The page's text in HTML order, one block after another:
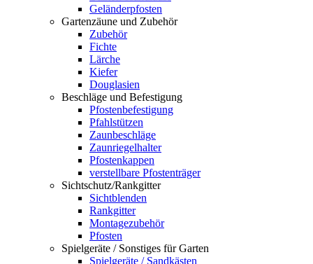
Geländerpfosten
Gartenzäune und Zubehör
Zubehör
Fichte
Lärche
Kiefer
Douglasien
Beschläge und Befestigung
Pfostenbefestigung
Pfahlstützen
Zaunbeschläge
Zaunriegelhalter
Pfostenkappen
verstellbare Pfostenträger
Sichtschutz/Rankgitter
Sichtblenden
Rankgitter
Montagezubehör
Pfosten
Spielgeräte / Sonstiges für Garten
Spielgeräte / Sandkästen